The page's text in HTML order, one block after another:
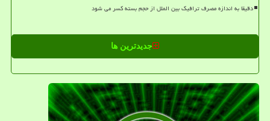
دقیقا به اندازه مصرف ترافیک بین الملل از حجم بسته کسر می شود
جدیدترین ها